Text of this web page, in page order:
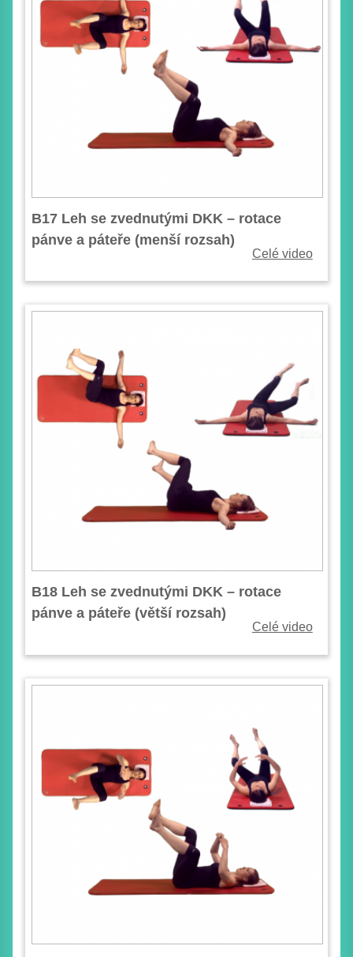
B17 Leh se zvednutými DKK – rotace
pánve a páteře (menší rozsah)
Celé video
B18 Leh se zvednutými DKK – rotace
pánve a páteře (větší rozsah)
Celé video